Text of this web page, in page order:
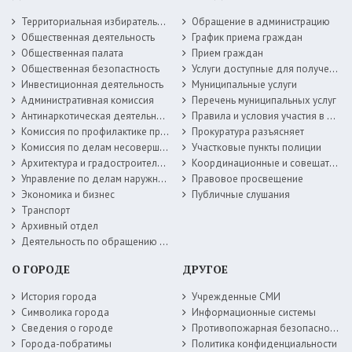
Территориальная избирательная комиссия
Общественная деятельность
Общественная палата
Общественная безопастность
Инвестиционная деятельность
Административная комиссия
Антинаркотическая деятельность
Комиссия по профилактике правонарушений
Комиссия по делам несовершеннолетних
Архитектура и градостроительство
Управление по делам наружной рекламы
Экономика и бизнес
Транспорт
Архивный отдел
Деятельность по обращению с животными без владельцев
Обращение в администрацию
График приема граждан
Прием граждан
Услуги доступные для получения в электронной форме
Муниципальные услуги
Перечень муниципальных услуг
Правила и условия участия в жилищных программах
Прокуратура разъясняет
Участковые пункты полиции
Координационные и совещательные органы
Правовое просвещение
Публичные слушания
О ГОРОДЕ
История города
Символика города
Сведения о городе
Города-побратимы
ДРУГОЕ
Учрежденные СМИ
Информационные системы
Противопожарная безопасность
Политика конфиденциальности